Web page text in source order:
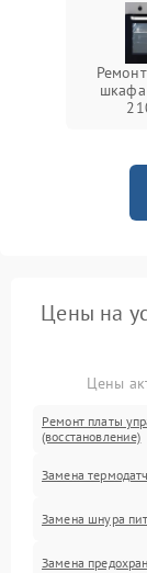
шкафа
Цены на
Цены
Ремонт платы
(восстановление)
Замена
Замена шнура
Замена